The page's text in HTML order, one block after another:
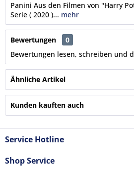
Panini Aus den Filmen von "Harry
Serie ( 2020 )... mehr
Bewertungen
0
Bewertungen lesen, schreiben und
Ähnliche Artikel
Kunden kauften auch
Service Hotline
Shop Service